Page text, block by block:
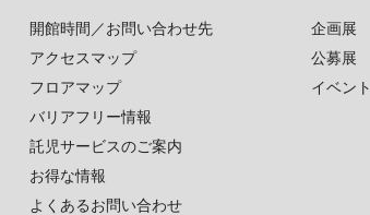
開館時間／お問い合わせ先
アクセスマップ
フロアマップ
バリアフリー情報
託児サービスのご案内
お得な情報
よくあるお問い合わせ
企画展
公募展
イベント